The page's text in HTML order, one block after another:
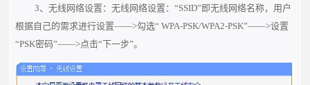
3、无线网络设置：无线网络设置：“SSID”即无线网络名称，用户
根据自己的需求进行设置——>勾选“ WPA-PSK/WPA2-PSK”——>设置
“PSK密码”——>点击“下一步”。